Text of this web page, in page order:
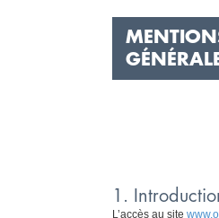
1.
L’accès au site